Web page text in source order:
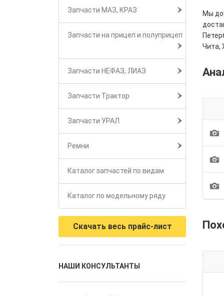
Запчасти МАЗ, КРАЗ
Запчасти на прицеп и полуприцеп
Запчасти НЕФАЗ, ЛИАЗ
Запчасти Трактор
Запчасти УРАЛ
Ремни
Каталог запчастей по видам
Каталог по модельному ряду
Скачать весь прайс-лист
НАШИ КОНСУЛЬТАНТЫ
Мы
Чита,
1
1
1